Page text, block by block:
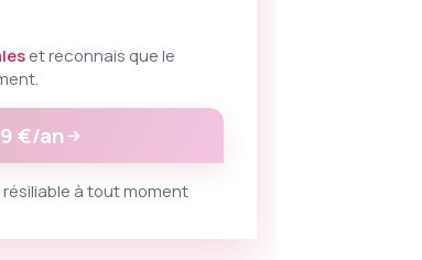
et reconnais que le
€/an
à tout moment